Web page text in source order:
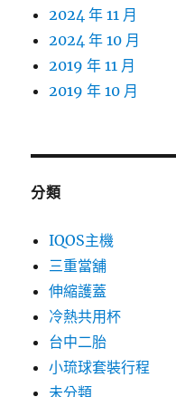
2024 年 11 月
2024 年 10 月
2019 年 11 月
2019 年 10 月
分類
IQOS主機
三重當舖
伸縮護蓋
冷熱共用杯
台中二胎
小琉球套裝行程
未分類